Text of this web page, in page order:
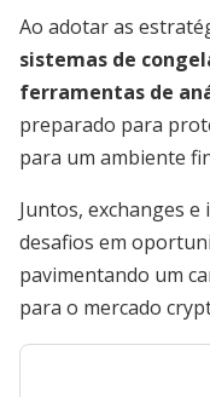
Ao adotar as
sistemas de
ferramentas de
preparado para
para um ambiente
Juntos, exchanges
desafios em
pavimentando um
para o mercado